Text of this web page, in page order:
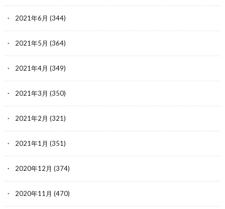
2021年6月 (344)
2021年5月 (364)
2021年4月 (349)
2021年3月 (350)
2021年2月 (321)
2021年1月 (351)
2020年12月 (374)
2020年11月 (470)